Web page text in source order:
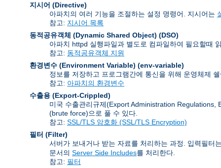
지시어 (Directive)
아파치의 여러 기능을 조절하는 설정 명령어. 지시어는
참고: 지시어 목록
동적공유객체 (Dynamic Shared Object) (DSO)
아파치 httpd 실행파일과 별도로 컴파일하여 필요할때
참고: 동적공유객체 지원
환경변수 (Environment Variable) (env-variable)
정보를 저장하고 프로그램간에 통신을 위해 운영체제
참고: 아파치의 환경변수
수출용 (Export-Crippled)
미국 수출관리규제(Export Administration
(brute force)으로 풀 수 있다.
참고: SSL/TLS 암호화 (SSL/TLS Encryption)
필터 (Filter)
서버가 보내거나 받는 자료를 처리하는 과정. 입력필터
문서의 Server Side Includes를 처리한다.
참고: 필터